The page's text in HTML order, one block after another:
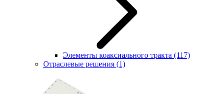
Элементы коаксиального тракта (117)
Отраслевые решения (1)